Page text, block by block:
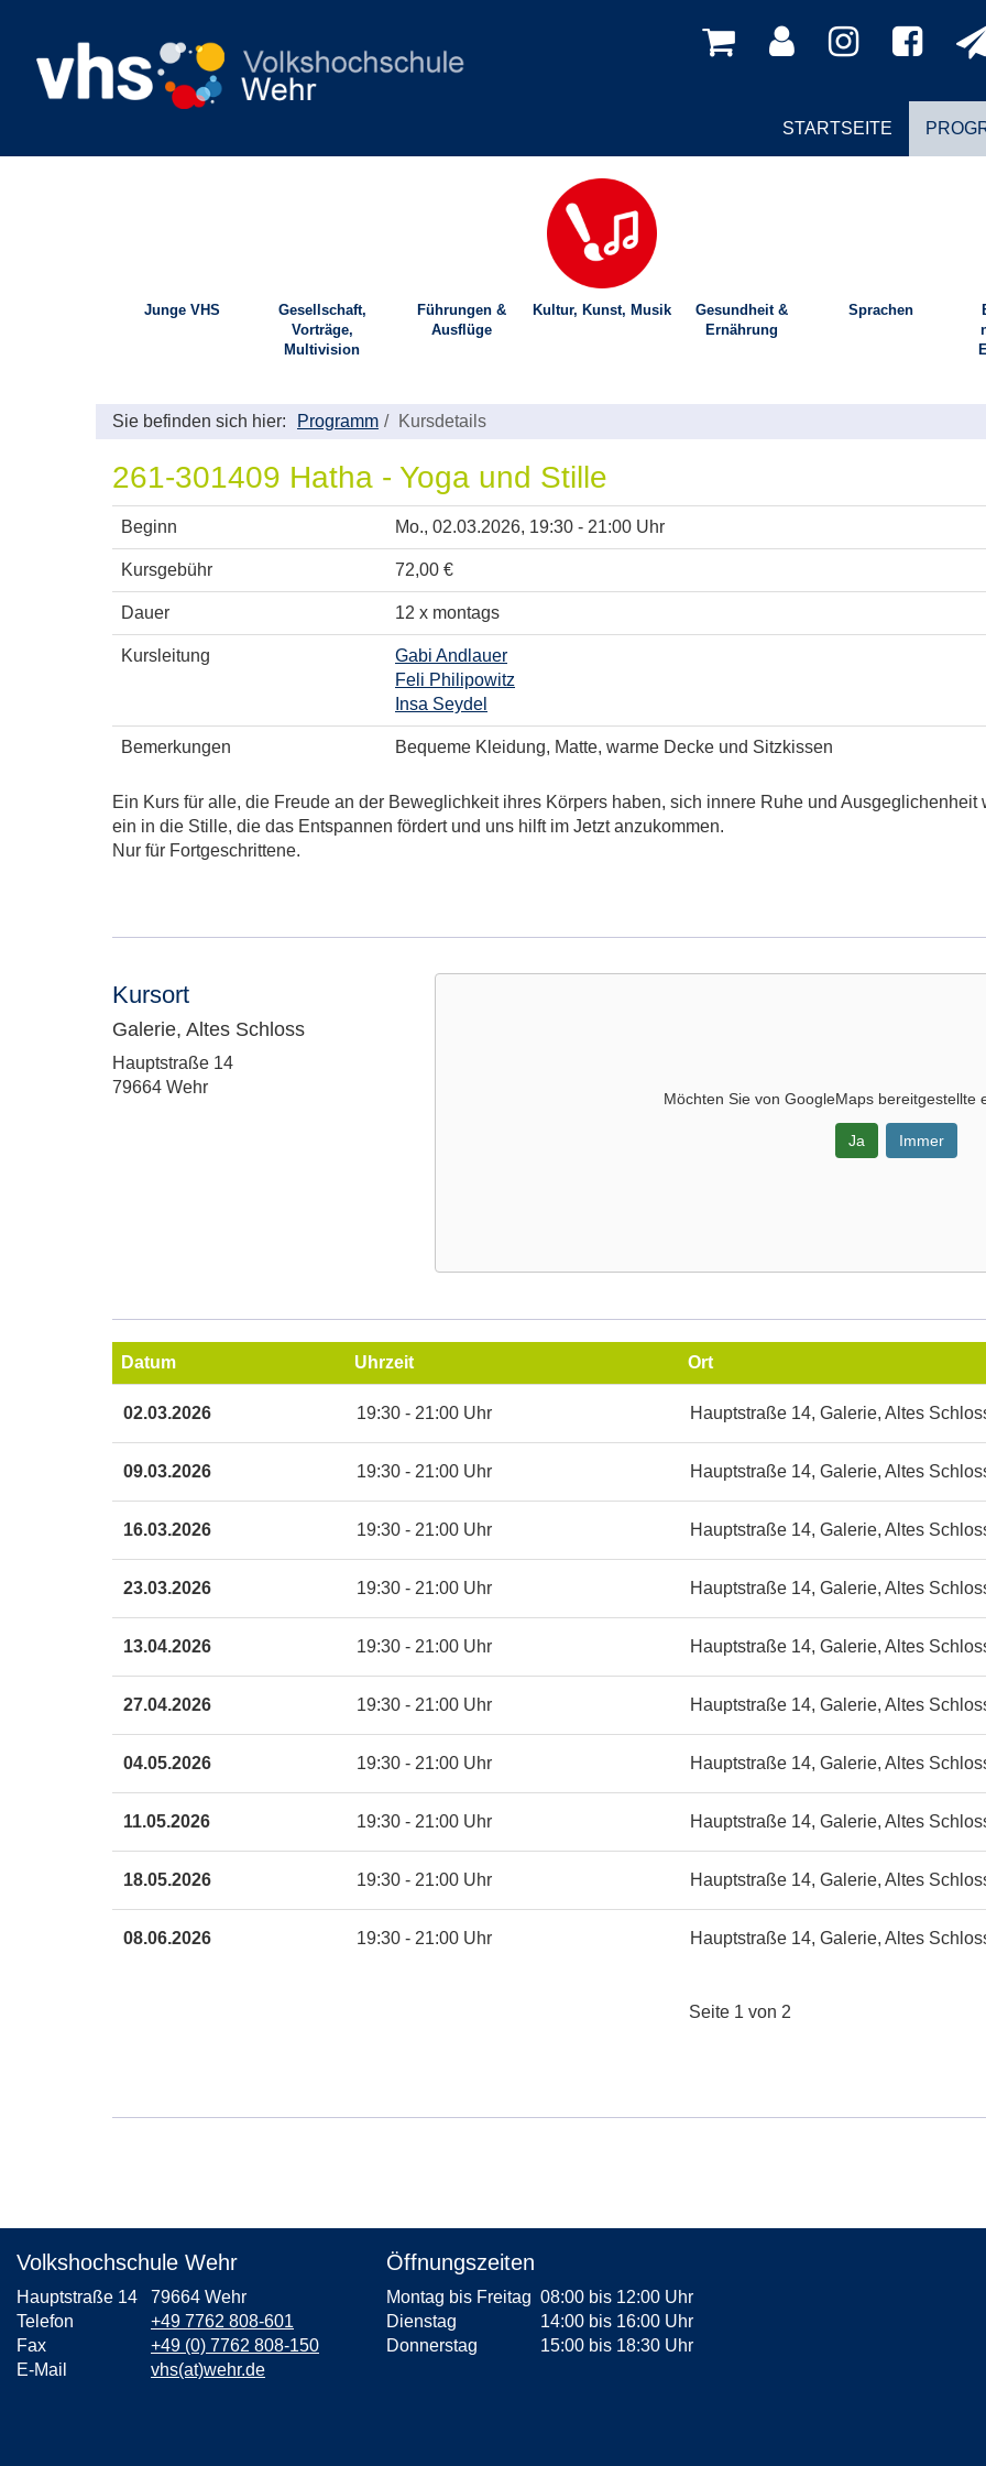
STARTSEITE
Junge VHS
Gesellschaft,
Vorträge,
Multivision
Führungen &
Ausflüge
Kultur, Kunst, Musik
Gesundheit &
Ernährung
Sprachen
Sie befinden sich hier: Programm Kursdetails
261-301409 Hatha - Yoga und Stille
Beginn Mo., 02.03.2026, 19:30 - 21:00 Uhr
Kursgebühr 72,00 €
Dauer 12 x montags
Kursleitung
Gabi Andlauer
Feli Philipowitz
Insa Seydel
Bemerkungen Bequeme Kleidung, Matte, warme Decke und Sitzkissen
Ein Kurs für alle, die Freude an der Beweglichkeit ihres Körpers haben, sich innere Ruhe und
ein in die Stille, die das Entspannen fördert und uns hilft im Jetzt anzukommen.
Nur für Fortgeschrittene.
Kursort
Galerie, Altes Schloss
Adresse:
Hauptstraße 14
79664 Wehr
Möchten Sie vonGoogleMaps bereitgestellte
Ja Immer
Maps
Karte
Altes
Schloss
in
öffnen
zum
diesen
Kurs
Datum Uhrzeit Ort
02.03.2026 19:30 - 21:00 Uhr Hauptstraße 14, Galerie, Altes
09.03.2026 19:30 - 21:00 Uhr Hauptstraße 14, Galerie, Altes
16.03.2026 19:30 - 21:00 Uhr Hauptstraße 14, Galerie, Altes
23.03.2026 19:30 - 21:00 Uhr Hauptstraße 14, Galerie, Altes
13.04.2026 19:30 - 21:00 Uhr Hauptstraße 14, Galerie, Altes
27.04.2026 19:30 - 21:00 Uhr Hauptstraße 14, Galerie, Altes
04.05.2026 19:30 - 21:00 Uhr Hauptstraße 14, Galerie, Altes
11.05.2026 19:30 - 21:00 Uhr Hauptstraße 14, Galerie, Altes
18.05.2026 19:30 - 21:00 Uhr Hauptstraße 14, Galerie, Altes
08.06.2026 19:30 - 21:00 Uhr Hauptstraße 14, Galerie, Altes
Seite 1 von 2
Volkshochschule Wehr
Hauptstraße 14 79664 Wehr
Telefon
+49 7762 808-601
Fax
+49 (0) 7762 808-150
E-Mail
vhs(at)wehr.de
Öffnungszeiten
Montag bis Freitag 08:00 bis 12:00 Uhr
Dienstag
14:00 bis 16:00 Uhr
Donnerstag
15:00 bis 18:30 Uhr